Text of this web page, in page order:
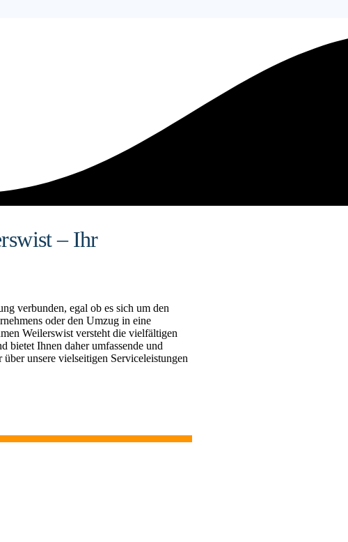
– Ihr
verbunden, egal ob es sich um den
oder den Umzug in eine
Weilerswist versteht die vielfältigen
bietet Ihnen daher umfassende und
unsere vielseitigen Serviceleistungen